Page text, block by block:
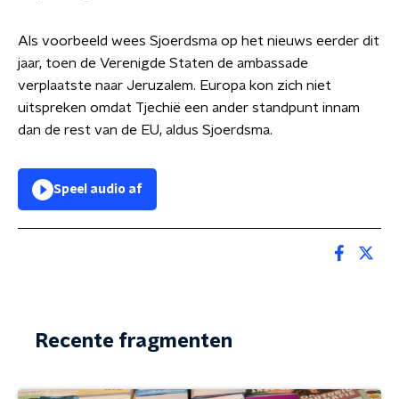
Als voorbeeld wees Sjoerdsma op het nieuws eerder dit
jaar, toen de Verenigde Staten de ambassade
verplaatste naar Jeruzalem. Europa kon zich niet
uitspreken omdat Tjechië een ander standpunt innam
dan de rest van de EU, aldus Sjoerdsma.
Speel audio af
Recente fragmenten